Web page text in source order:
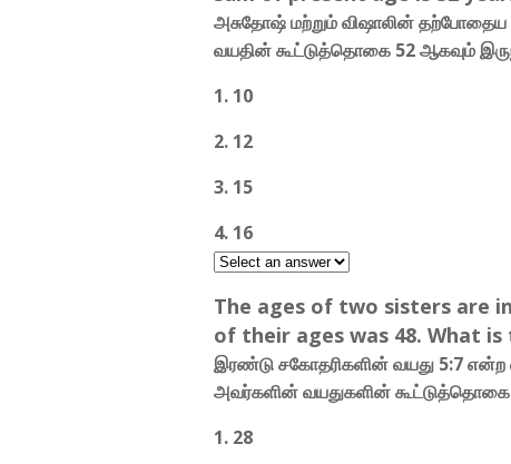
அசுதோஷ் மற்றும் விஷாலின்
வயதின் கூட்டுத்தொகை 52 ஆகவும்
1. 10
2. 12
3. 15
4. 16
The ages of two sisters are
of their ages was 48. What
இரண்டு சகோதரிகளின் வயது 5:7 என்ற
அவர்களின் வயதுகளின் கூட்டுத்தொகை
1. 28